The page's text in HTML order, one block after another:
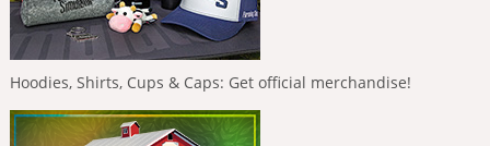
Hoodies, Shirts, Cups & Caps: Get official merchandise!